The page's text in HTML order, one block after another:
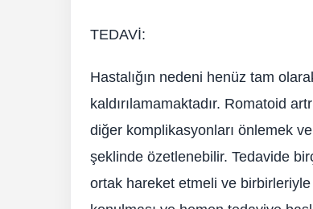
TEDAVİ:
Hastalığın nedeni henüz tam
kaldırılamamaktadır. Romatoid
diğer komplikasyonları önlemek
şeklinde özetlenebilir. Tedavide
ortak hareket etmeli ve birbirleriyle